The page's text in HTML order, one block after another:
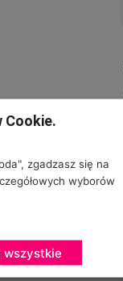
Cookie.
zgadzasz się na
wyborów
wszystkie